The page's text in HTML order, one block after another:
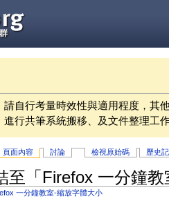
請自行考量時效性與適用程度，其
進行共筆系統搬移、及文件整理工
頁面內容 討論 檢視原始碼 歷史
至「Firefox 一分鐘
一分鐘教室-縮放字體大小